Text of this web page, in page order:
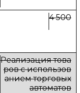
4 500
Реализация това
ров с использов
анием торговых
автоматов